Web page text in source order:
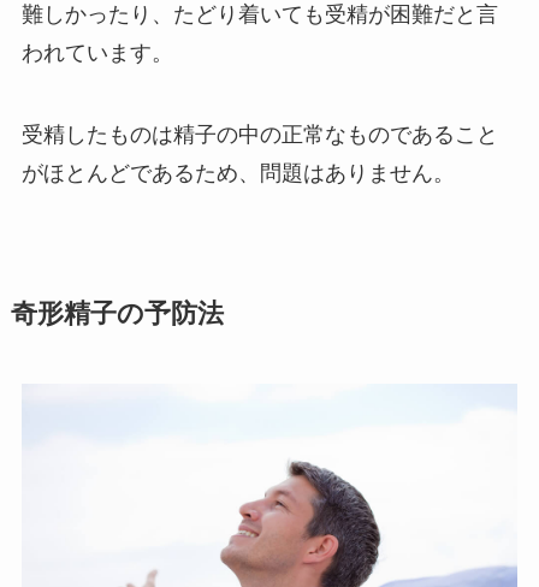
難しかったり、たどり着いても受精が困難だと言
われています。
受精したものは精子の中の正常なものであること
がほとんどであるため、問題はありません。
奇形精子の予防法